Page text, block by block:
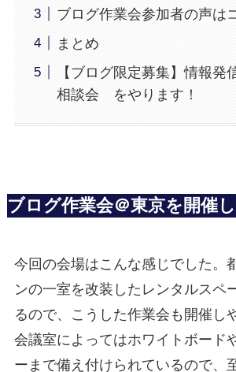
ブログ作業会参加者の声は
まとめ
【ブログ限定募集】情報発
相談会 をやります！
ブログ作業会＠東京を開催
今回の会場はこんな感じでした。
ンの一室を改装したレンタルスペ
るので、こうした作業会も開催し
会議室によってはホワイトボード
ーまで備え付けられているので、